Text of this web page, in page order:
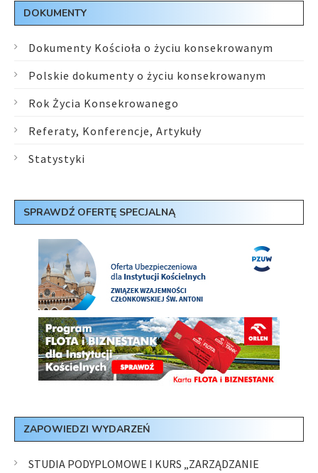
DOKUMENTY
Dokumenty Kościoła o życiu konsekrowanym
Polskie dokumenty o życiu konsekrowanym
Rok Życia Konsekrowanego
Referaty, Konferencje, Artykuły
Statystyki
SPRAWDŹ OFERTĘ SPECJALNĄ
ZAPOWIEDZI WYDARZEŃ
STUDIA PODYPLOMOWE I KURS „ZARZĄDZANIE